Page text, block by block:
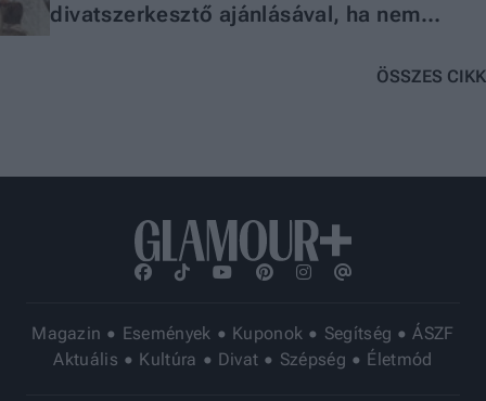
divatszerkesztő ajánlásával, ha nem
ÖSSZES CIKK
Magazin Események Kuponok Segítség
ÁSZF
Aktuális
Kultúra Divat Szépség Életmód